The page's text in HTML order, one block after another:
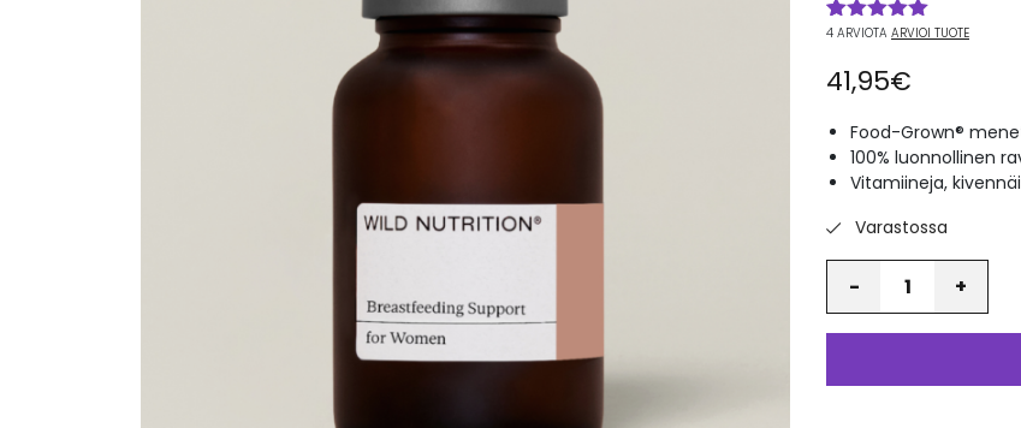
Seuraava
Arvio5.00
perustuen
4
asiakkaan
4 ARVIOTA ARVIOI TUOTE
41,95€
Food-Grown®
100% luonnollinen
Vitamiineja,
Varastossa